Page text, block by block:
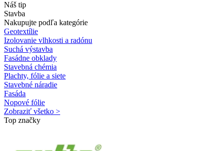
Náš tip
Stavba
Nakupujte podľa kategórie
Geotextílie
Izolovanie vlhkosti a radónu
Suchá výstavba
Fasádne obklady
Stavebná chémia
Plachty, fólie a siete
Stavebné náradie
Fasáda
Nopové fólie
Zobraziť všetko >
Top značky